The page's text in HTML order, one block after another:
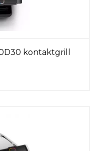
kontaktgrill